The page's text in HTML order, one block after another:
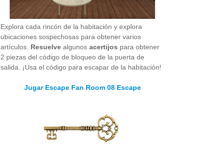
Explora cada rincón de la habitación y explora
ubicaciones sospechosas para obtener varios
artículos. Resuelve algunos acertijos para obtener
2 piezas del código de bloqueo de la puerta de
salida. ¡Usa el código para escapar de la habitación!
Jugar Escape Fan Room 08 Escape